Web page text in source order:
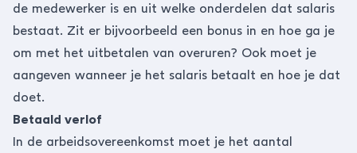
de medewerker is en uit welke onderdelen dat salaris
bestaat. Zit er bijvoorbeeld een bonus in en hoe ga je
om met het uitbetalen van overuren? Ook moet je
aangeven wanneer je het salaris betaalt en hoe je dat
doet.
Betaald verlof
In de arbeidsovereenkomst moet je het aantal